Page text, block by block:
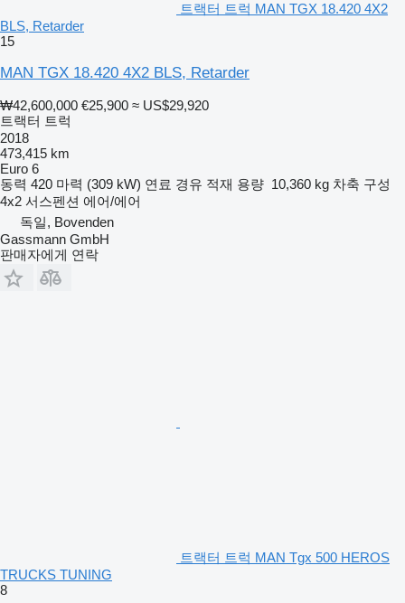
트랙터 트럭 MAN TGX 18.420 4X2
BLS, Retarder
15
MAN TGX 18.420 4X2 BLS, Retarder
₩42,600,000 €25,900 ≈ US$29,920
트랙터 트럭
2018
473,415 km
Euro 6
동력 420 마력 (309 kW) 연료 경유 적재 용량 10,360 kg 차축 구성
4x2 서스펜션 에어/에어
독일, Bovenden
Gassmann GmbH
판매자에게 연락
트랙터 트럭 MAN Tgx 500 HEROS
TRUCKS TUNING
8